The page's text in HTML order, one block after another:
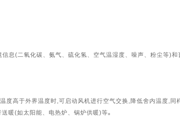
(二氧化碳、氨气、硫化氢、空气温湿度、噪声、粉尘等)和
高于外界温度时,可启动风机进行空气交换,降低舍内温度,同
暖(如太阳能、电热炉、锅炉供暖)等。